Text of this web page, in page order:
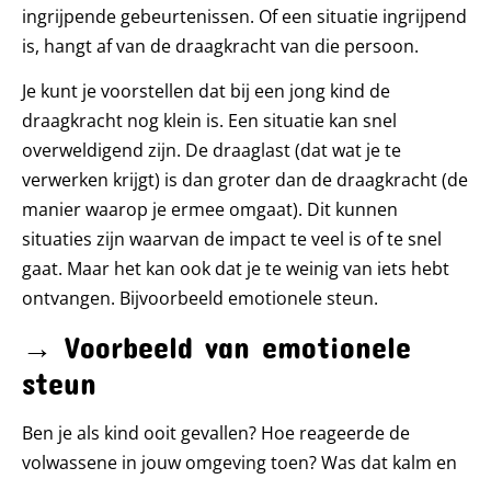
ingrijpende gebeurtenissen. Of een situatie ingrijpend
is, hangt af van de draagkracht van die persoon.
Je kunt je voorstellen dat bij een jong kind de
draagkracht nog klein is. Een situatie kan snel
overweldigend zijn. De draaglast (dat wat je te
verwerken krijgt) is dan groter dan de draagkracht (de
manier waarop je ermee omgaat). Dit kunnen
situaties zijn waarvan de impact te veel is of te snel
gaat. Maar het kan ook dat je te weinig van iets hebt
ontvangen. Bijvoorbeeld emotionele steun.
→ Voorbeeld van emotionele
steun
Ben je als kind ooit gevallen? Hoe reageerde de
volwassene in jouw omgeving toen? Was dat kalm en